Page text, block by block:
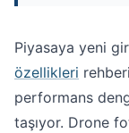
Piyasaya yeni
özellikleri
performans
taşıyor. Drone